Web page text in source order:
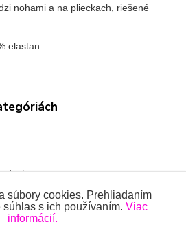
nohami a na plieckach, riešené
elastan
pleci
súbory cookies. Prehliadaním
s ich používaním. Viac
informácií.